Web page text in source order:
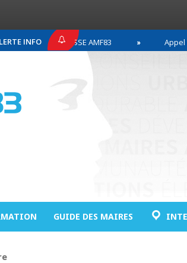
INFO
DE PRESSE AMF83 Appel de
GUIDE DES MAIRES